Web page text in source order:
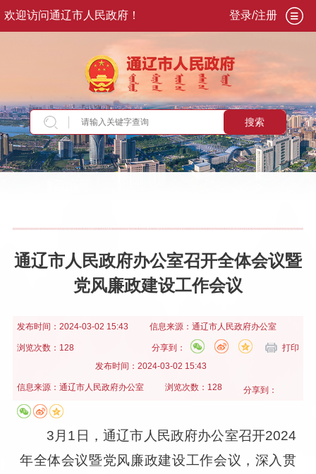
欢迎访问通辽市人民政府！ 登录/注册
搜索
当前位置：首页>政务公开>政府信息公开>法
通辽市人民政府办公室召开全体会议暨
党风廉政建设工作会议
发布时间： 2024-03-02 15:43 信息来源： 通辽市人民政府办公室
浏览次数：128 打印
分享到：
发布时间： 2024-03-02 15:43
信息来源： 通辽市人民政府办公室 浏览次数：128 分享到：
3月1日，通辽市人民政府办公室召开2024
年全体会议暨党风廉政建设工作会议，深入贯